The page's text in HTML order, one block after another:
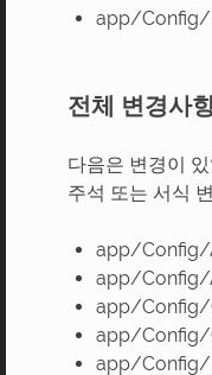
app/Config/
전체 변경사
다음은 변경이
주석 또는 서식
app/Config/
app/Config/
app/Config/
app/Config/
app/Config/